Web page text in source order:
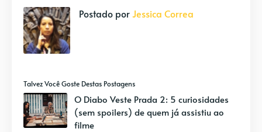
Postado porJessica Correa
Talvez Você Goste Destas Postagens
O Diabo Veste Prada 2: 5 curiosidades
(sem spoilers) de quem já assistiu ao
filme